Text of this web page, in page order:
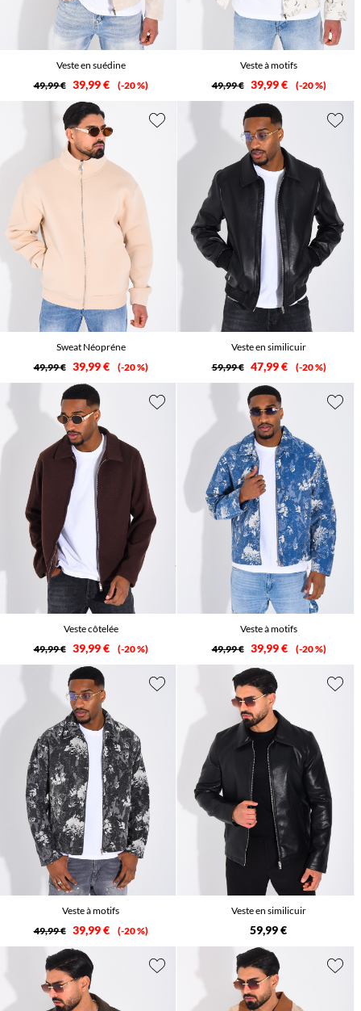
Veste en suédine
49,99 € 39,99 € -20 %
Veste à motifs
49,99 € 39,99 € -20 %
Sweat Néopréne
49,99 € 39,99 € -20 %
Veste en similicuir
59,99 € 47,99 € -20 %
Veste côtelée
49,99 € 39,99 € -20 %
Veste à motifs
49,99 € 39,99 € -20 %
Veste à motifs
49,99 € 39,99 € -20 %
Veste en similicuir
59,99 €